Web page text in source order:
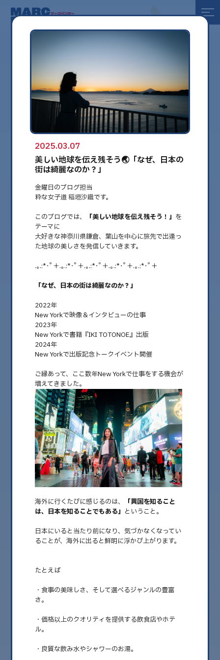
全て
健康
美容
環境
globe
2025.03.07
美しい地球を伝え残そう🌏「なぜ、日本の街は
金曜日のブログ担当 粋な女子道 稲垣沙織です。 ⁡ このブログでは、「美しい
地球を伝え残そう！」をテ……
2026.08
2026.07
2026.06
2026.05
2026.04
2026.02
2026.01
2025.12
2025.11
2025.03.07
美しい地球を伝え残そう🌏「なぜ、日本の
街は綺麗なのか？」
金曜日のブログ担当
粋な女子道 稲垣沙織です。
このブログでは、
「美しい地球を伝え残そう！」 を
テーマに
大好きな神奈川県鎌倉、葉山を中心に旅先で出逢っ
た地球の美しさを発信していきます。
.｡.:*･ﾟ＋.｡.:*･ﾟ＋.｡.:*･ﾟ＋.｡.:*･ﾟ＋.｡.:*･ﾟ＋
「なぜ、日本の街は綺麗なのか？」
2022年
New Yorkで映像＆インタビューの仕事
2023年
New Yorkで書籍『IKI TOTONOE』出版
⁡2024年
New Yorkで出版記念トークイベント開催
ご縁あって、ここ数年New Yorkで仕事をする機会が
増えてきました。
海外に行くたびに感じるのは、
「異国を知ること
は、日本を知ることでもある」 ということ。
日本にいると当たり前になり、気づかなくなってい
ることが、海外に出ると鮮明に浮かび上がります。
たとえば
・食事の美味しさ、そして選べるジャンルの豊富
さ。
・価格以上のクオリティを提供する飲食店やホテ
ル。
・良質な飲み水やシャワーのお湯。